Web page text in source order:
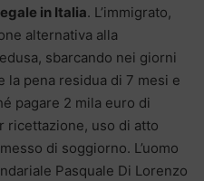
in Italia. L’immigrato,
alternativa alla
sbarcando nei giorni
la pena residua di 7 mesi e
pagare 2 mila euro di
ricettazione, uso di atto
di soggiorno. L’uomo
Pasquale Di Lorenzo